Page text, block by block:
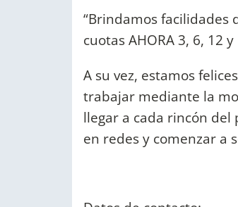
“Brindamos facilidades
cuotas AHORA 3, 6, 12 y
A su vez, estamos
trabajar mediante la
llegar a cada rincón del
en redes y comenzar a